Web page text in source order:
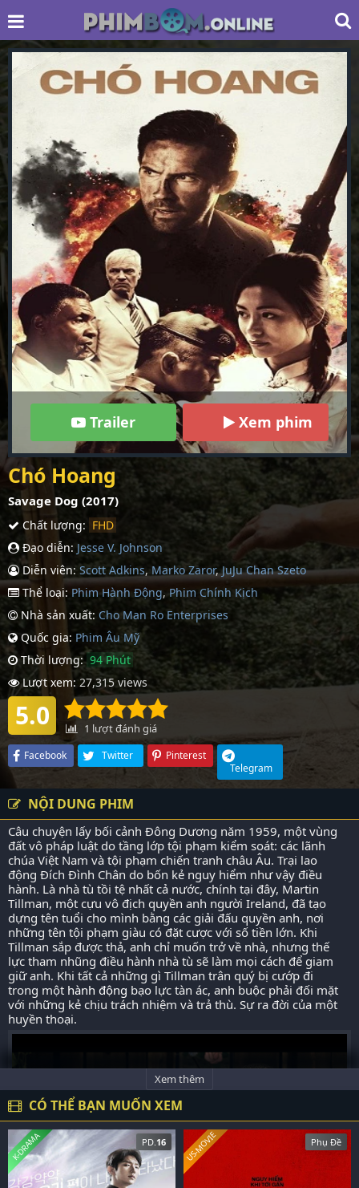
Trailer Xem phim
Chó Hoang
Savage Dog (2017)
Chất lượng: FHD
Đạo diễn: Jesse V. Johnson
Diễn viên: Scott Adkins, Marko Zaror,JuJu Chan Szeto
Thể loại: Phim Hành Động, Phim Chính Kịch
Nhà sản xuất: Cho Man Ro Enterprises
Quốc gia: Phim Âu Mỹ
Thời lượng: 94 Phút
Lượt xem: 27,315 views
5.0 1 lượt đánh giá
Facebook Twitter
Pinterest
Telegram
NỘI DUNG PHIM
Câu chuyện lấy bối cảnh Đông Dương năm 1959, một vùng
đất vô pháp luật do tầng lớp tội phạm kiểm soát: các lãnh
chúa Việt Nam và tội phạm chiến tranh châu Âu. Trại lao
động Đích Đình Chân do bốn kẻ nguy hiểm như vậy điều
hành. Là nhà tù tồi tệ nhất cả nước, chính tại đây, Martin
Tillman, một cựu vô địch quyền anh người Ireland, đã tạo
dựng tên tuổi cho mình bằng các giải đấu quyền anh, nơi
những tên tội phạm giàu có đặt cược với số tiền lớn. Khi
Tillman sắp được thả, anh chỉ muốn trở về nhà, nhưng thế
lực tham nhũng điều hành nhà tù sẽ làm mọi cách để giam
giữ anh. Khi tất cả những gì Tillman trân quý bị cướp đi
trong một hành động bạo lực tàn ác, anh buộc phải đối mặt
với những kẻ chịu trách nhiệm và trả thù. Sự ra đời của một
huyền thoại.
Xem thêm
CÓ THỂ BẠN MUỐN XEM
PD. 16
K-DRAMA Phụ Đề
US-MOVIE